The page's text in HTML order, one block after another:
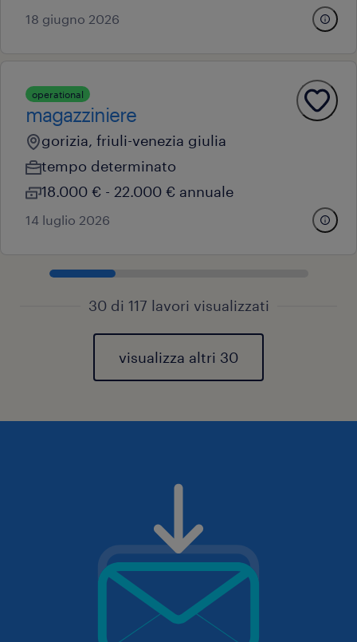
18 giugno 2026
operational
magazziniere
gorizia, friuli-venezia giulia
tempo determinato
18.000 € - 22.000 € annuale
14 luglio 2026
30 di 117 lavori visualizzati
visualizza altri 30